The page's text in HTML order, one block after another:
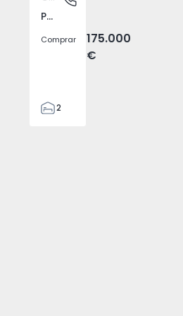
Pego, Abrantes
Comprar
175.000
€
2